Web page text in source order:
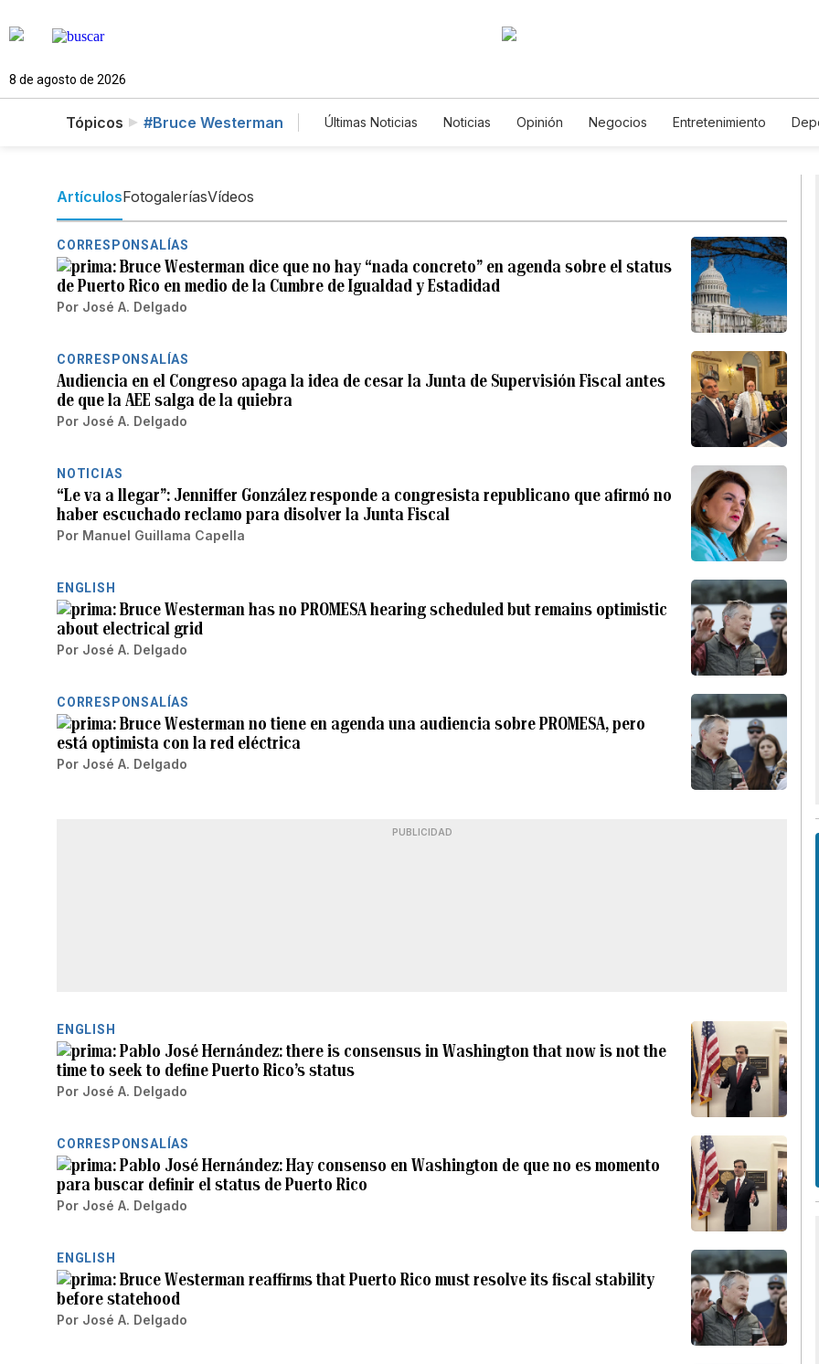
8 de agosto de 2026
Tópicos #Bruce Westerman Últimas Noticias Noticias Opinión Negocios Entretenimiento
ArtículosFotogaleríasVídeos
CORRESPONSALÍAS
Bruce Westerman dice que no hay “nada concreto” en agenda sobre el status
de Puerto Rico en medio de la Cumbre de Igualdad y Estadidad
Por José A. Delgado
CORRESPONSALÍAS
Audiencia en el Congreso apaga la idea de cesar la Junta de Supervisión Fiscal antes
de que la AEE salga de la quiebra
Por José A. Delgado
NOTICIAS
“Le va a llegar”: Jenniffer González responde a congresista republicano que afirmó no
haber escuchado reclamo para disolver la Junta Fiscal
Por Manuel Guillama Capella
ENGLISH
Bruce Westerman has no PROMESA hearing scheduled but remains optimistic
about electrical grid
Por José A. Delgado
CORRESPONSALÍAS
Bruce Westerman no tiene en agenda una audiencia sobre PROMESA, pero
está optimista con la red eléctrica
Por José A. Delgado
PUBLICIDAD
ENGLISH
Pablo José Hernández: there is consensus in Washington that now is not the
time to seek to define Puerto Rico’s status
Por José A. Delgado
CORRESPONSALÍAS
Pablo José Hernández: Hay consenso en Washington de que no es momento
para buscar definir el status de Puerto Rico
Por José A. Delgado
ENGLISH
Bruce Westerman reaffirms that Puerto Rico must resolve its fiscal stability
before statehood
Por José A. Delgado